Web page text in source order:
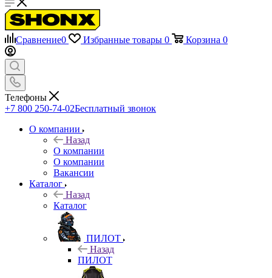
Сравнение0 Избранные товары 0 Корзина 0
Телефоны
+7 800 250-74-02Бесплатный звонок
О компании
Назад
О компании
О компании
Вакансии
Каталог
Назад
Каталог
ПИЛОТ
Назад
ПИЛОТ